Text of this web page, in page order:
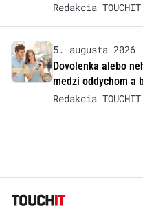
Redakcia TOUCHIT
5. augusta 2026
Dovolenka alebo
medzi oddychom a
Redakcia TOUCHIT